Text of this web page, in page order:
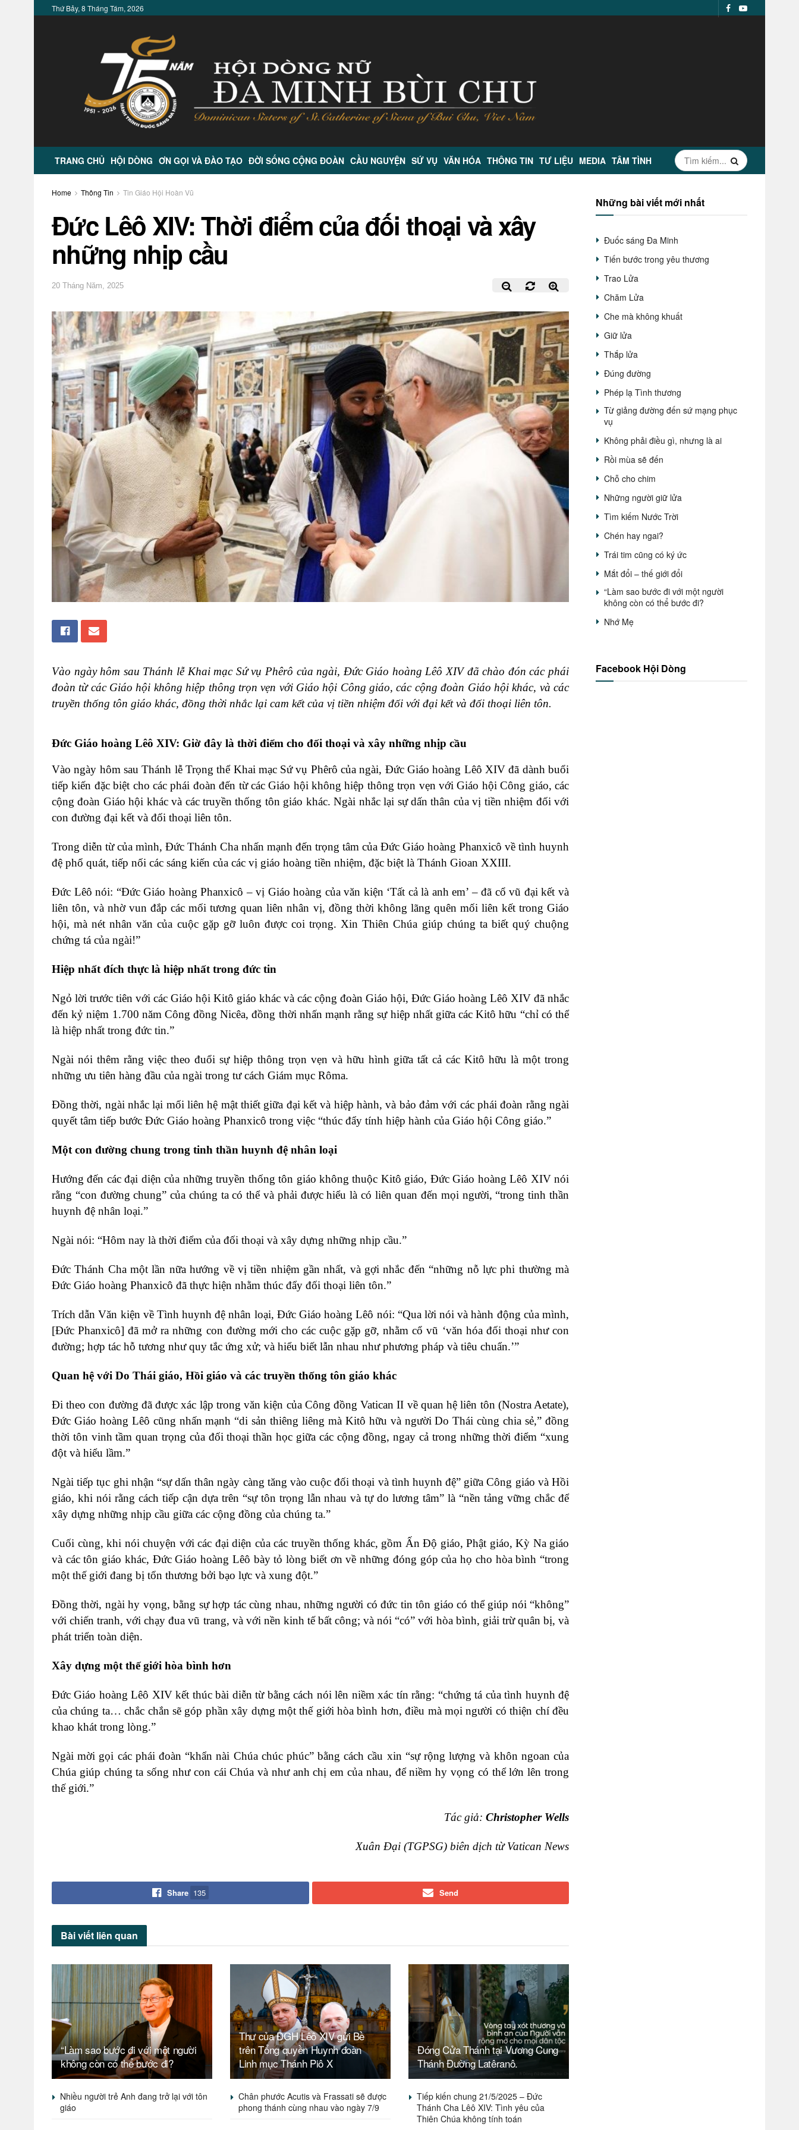
Thứ Bảy, 8 Tháng Tám, 2026
TRANG CHỦ HỘI DÒNG ƠN GỌI VÀ ĐÀO TẠO ĐỜI SỐNG CỘNG ĐOÀN CẦU NGUYỆN SỨ VỤ VĂN HÓA THÔNG TIN TƯ LIỆU MEDIA TÂM TÌNH
Home Thông Tin Tin Giáo Hội Hoàn Vũ
Đức Lêô XIV: Thời điểm của đối thoại và xây
những nhịp cầu
20 Tháng Năm, 2025
Vào ngày hôm sau Thánh lễ Khai mạc Sứ vụ Phêrô của ngài, Đức Giáo hoàng Lêô XIV đã chào đón các phái
đoàn từ các Giáo hội không hiệp thông trọn vẹn với Giáo hội Công giáo, các cộng đoàn Giáo hội khác, và các
truyền thống tôn giáo khác, đồng thời nhắc lại cam kết của vị tiền nhiệm đối với đại kết và đối thoại liên tôn.
Đức Giáo hoàng Lêô XIV: Giờ đây là thời điểm cho đối thoại và xây những nhịp cầu
Vào ngày hôm sau Thánh lễ Trọng thể Khai mạc Sứ vụ Phêrô của ngài, Đức Giáo hoàng Lêô XIV đã dành buổi
tiếp kiến đặc biệt cho các phái đoàn đến từ các Giáo hội không hiệp thông trọn vẹn với Giáo hội Công giáo, các
cộng đoàn Giáo hội khác và các truyền thống tôn giáo khác. Ngài nhắc lại sự dấn thân của vị tiền nhiệm đối với
con đường đại kết và đối thoại liên tôn.
Trong diễn từ của mình, Đức Thánh Cha nhấn mạnh đến trọng tâm của Đức Giáo hoàng Phanxicô về tình huynh
đệ phổ quát, tiếp nối các sáng kiến của các vị giáo hoàng tiền nhiệm, đặc biệt là Thánh Gioan XXIII.
Đức Lêô nói: “Đức Giáo hoàng Phanxicô – vị Giáo hoàng của văn kiện ‘Tất cả là anh em’ – đã cổ vũ đại kết và
liên tôn, và nhờ vun đắp các mối tương quan liên nhân vị, đồng thời không lãng quên mối liên kết trong Giáo
hội, mà nét nhân văn của cuộc gặp gỡ luôn được coi trọng. Xin Thiên Chúa giúp chúng ta biết quý chuộng
chứng tá của ngài!”
Hiệp nhất đích thực là hiệp nhất trong đức tin
Ngỏ lời trước tiên với các Giáo hội Kitô giáo khác và các cộng đoàn Giáo hội, Đức Giáo hoàng Lêô XIV đã nhắc
đến kỷ niệm 1.700 năm Công đồng Nicêa, đồng thời nhấn mạnh rằng sự hiệp nhất giữa các Kitô hữu “chỉ có thể
là hiệp nhất trong đức tin.”
Ngài nói thêm rằng việc theo đuổi sự hiệp thông trọn vẹn và hữu hình giữa tất cả các Kitô hữu là một trong
những ưu tiên hàng đầu của ngài trong tư cách Giám mục Rôma.
Đồng thời, ngài nhắc lại mối liên hệ mật thiết giữa đại kết và hiệp hành, và bảo đảm với các phái đoàn rằng ngài
quyết tâm tiếp bước Đức Giáo hoàng Phanxicô trong việc “thúc đẩy tính hiệp hành của Giáo hội Công giáo.”
Một con đường chung trong tinh thần huynh đệ nhân loại
Hướng đến các đại diện của những truyền thống tôn giáo không thuộc Kitô giáo, Đức Giáo hoàng Lêô XIV nói
rằng “con đường chung” của chúng ta có thể và phải được hiểu là có liên quan đến mọi người, “trong tinh thần
huynh đệ nhân loại.”
Ngài nói: “Hôm nay là thời điểm của đối thoại và xây dựng những nhịp cầu.”
Đức Thánh Cha một lần nữa hướng về vị tiền nhiệm gần nhất, và gợi nhắc đến “những nỗ lực phi thường mà
Đức Giáo hoàng Phanxicô đã thực hiện nhằm thúc đẩy đối thoại liên tôn.”
Trích dẫn Văn kiện về Tình huynh đệ nhân loại, Đức Giáo hoàng Lêô nói: “Qua lời nói và hành động của mình,
[Đức Phanxicô] đã mở ra những con đường mới cho các cuộc gặp gỡ, nhằm cổ vũ ‘văn hóa đối thoại như con
đường; hợp tác hỗ tương như quy tắc ứng xử; và hiểu biết lẫn nhau như phương pháp và tiêu chuẩn.’”
Quan hệ với Do Thái giáo, Hồi giáo và các truyền thống tôn giáo khác
Đi theo con đường đã được xác lập trong văn kiện của Công đồng Vatican II về quan hệ liên tôn (Nostra Aetate),
Đức Giáo hoàng Lêô cũng nhấn mạnh “di sản thiêng liêng mà Kitô hữu và người Do Thái cùng chia sẻ,” đồng
thời tôn vinh tầm quan trọng của đối thoại thần học giữa các cộng đồng, ngay cả trong những thời điểm “xung
đột và hiểu lầm.”
Ngài tiếp tục ghi nhận “sự dấn thân ngày càng tăng vào cuộc đối thoại và tình huynh đệ” giữa Công giáo và Hồi
giáo, khi nói rằng cách tiếp cận dựa trên “sự tôn trọng lẫn nhau và tự do lương tâm” là “nền tảng vững chắc để
xây dựng những nhịp cầu giữa các cộng đồng của chúng ta.”
Cuối cùng, khi nói chuyện với các đại diện của các truyền thống khác, gồm Ấn Độ giáo, Phật giáo, Kỳ Na giáo
và các tôn giáo khác, Đức Giáo hoàng Lêô bày tỏ lòng biết ơn về những đóng góp của họ cho hòa bình “trong
một thế giới đang bị tổn thương bởi bạo lực và xung đột.”
Đồng thời, ngài hy vọng, bằng sự hợp tác cùng nhau, những người có đức tin tôn giáo có thể giúp nói “không”
với chiến tranh, với chạy đua vũ trang, và với nền kinh tế bất công; và nói “có” với hòa bình, giải trừ quân bị, và
phát triển toàn diện.
Xây dựng một thế giới hòa bình hơn
Đức Giáo hoàng Lêô XIV kết thúc bài diễn từ bằng cách nói lên niềm xác tín rằng: “chứng tá của tình huynh đệ
của chúng ta… chắc chắn sẽ góp phần xây dựng một thế giới hòa bình hơn, điều mà mọi người có thiện chí đều
khao khát trong lòng.”
Ngài mời gọi các phái đoàn “khẩn nài Chúa chúc phúc” bằng cách cầu xin “sự rộng lượng và khôn ngoan của
Chúa giúp chúng ta sống như con cái Chúa và như anh chị em của nhau, để niềm hy vọng có thể lớn lên trong
thế giới.”
Tác giả: Christopher Wells
Xuân Đại (TGPSG) biên dịch từVatican News
Share 135 Send
Bài viết liên quan
“Làm sao bước đi với một người
không còn có thể bước đi?
Thư của ĐGH Lêô XIV gửi Bề
trên Tổng quyền Huynh đoàn
Linh mục Thánh Piô X
Đóng Cửa Thánh tại Vương Cung
Thánh Đường Latêranô.
Nhiều người trẻ Anh đang trở lại với tôn
giáo
Chân phước Acutis và Frassati sẽ được
phong thánh cùng nhau vào ngày 7/9
Tiếp kiến chung 21/5/2025 – Đức
Thánh Cha Lêô XIV: Tình yêu của
Thiên Chúa không tính toán
Những bài viết mới nhất
Đuốc sáng Đa Minh
Tiến bước trong yêu thương
Trao Lửa
Chăm Lửa
Che mà không khuất
Giữ lửa
Thắp lửa
Đúng đường
Phép lạ Tình thương
Từ giảng đường đến sứ mạng phục
vụ
Không phải điều gì, nhưng là ai
Rồi mùa sẽ đến
Chỗ cho chim
Những người giữ lửa
Tìm kiếm Nước Trời
Chén hay ngai?
Trái tim cũng có ký ức
Mắt đổi – thế giới đổi
“Làm sao bước đi với một người
không còn có thể bước đi?
Nhớ Mẹ
Facebook Hội Dòng